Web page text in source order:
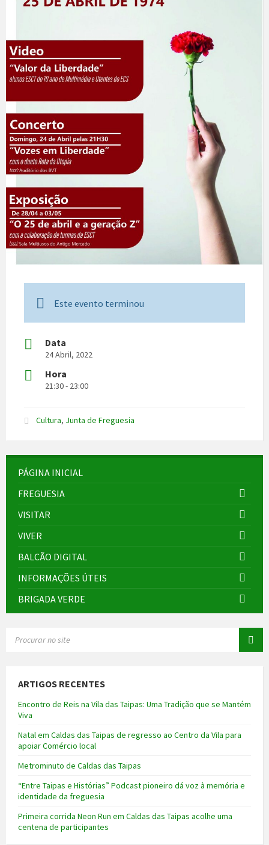
Este evento terminou
Data
24 Abril, 2022
Hora
21:30 - 23:00
Cultura, Junta de Freguesia
PÁGINA INICIAL
FREGUESIA
VISITAR
VIVER
BALCÃO DIGITAL
INFORMAÇÕES ÚTEIS
BRIGADA VERDE
ARTIGOS RECENTES
Encontro de Reis na Vila das Taipas: Uma Tradição que se Mantém
Viva
Natal em Caldas das Taipas de regresso ao Centro da Vila para
apoiar Comércio local
Metrominuto de Caldas das Taipas
“Entre Taipas e Histórias” Podcast pioneiro dá voz à memória e
identidade da freguesia
Primeira corrida Neon Run em Caldas das Taipas acolhe uma
centena de participantes